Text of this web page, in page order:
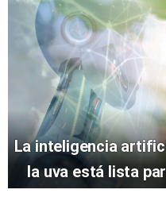
La inteligencia
la uva está lista